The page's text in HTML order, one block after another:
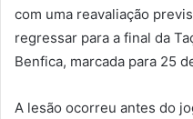
com uma reavaliação
regressar para a final da
Benfica, marcada para 25
A lesão ocorreu antes do